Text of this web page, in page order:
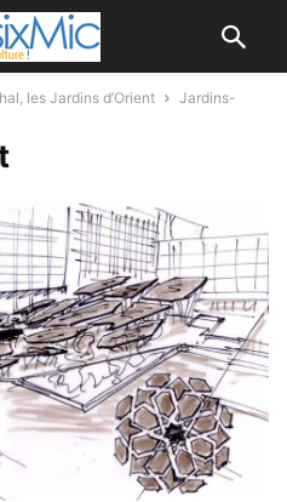
les Jardins d’Orient
Jardins-